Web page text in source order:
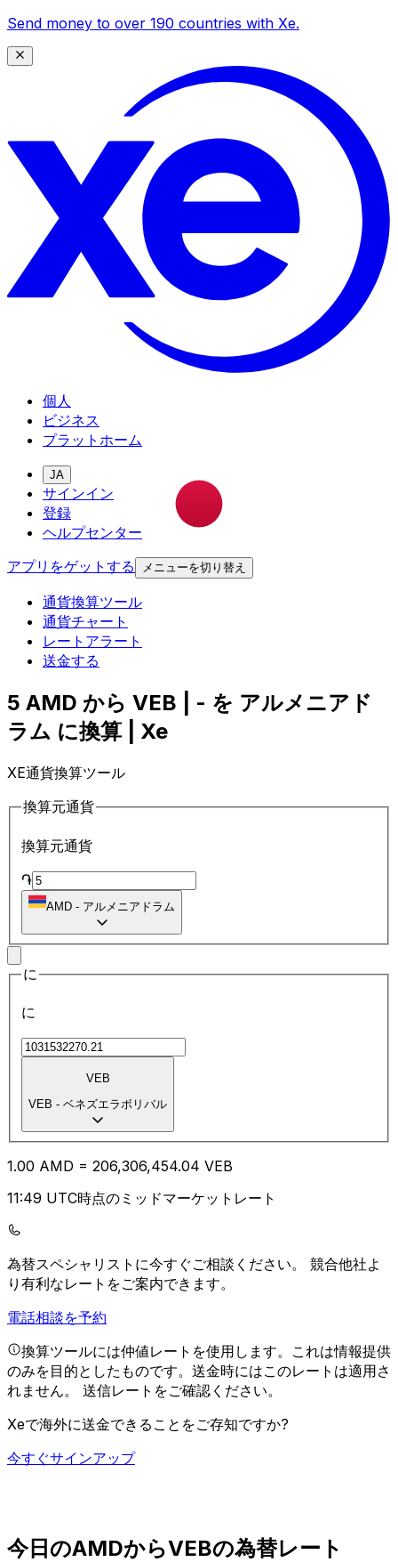
Send money to over 190 countries with Xe.
個人
ビジネス
プラットホーム
JA
サインイン
登録
ヘルプセンター
アプリをゲットする
メニューを切り替え
通貨換算ツール
通貨チャート
レートアラート
送金する
5 AMD から VEB | - を アルメニアド
ラム に換算 | Xe
XE通貨換算ツール
換算元通貨
換算元通貨
֏
AMD - アルメニアドラム
に
に
VEB
VEB - ベネズエラボリバル
1.00 AMD = 206,306,454.04 VEB
11:49 UTC時点のミッドマーケットレート
為替スペシャリストに今すぐご相談ください。 競合他社よ
り有利なレートをご案内できます。
電話相談を予約
換算ツールには仲値レートを使用します。これは情報提供
のみを目的としたものです。送金時にはこのレートは適用さ
れません。 送信レートをご確認ください。
Xeで海外に送金できることをご存知ですか?
今すぐサインアップ
今日のAMDからVEBの為替レート